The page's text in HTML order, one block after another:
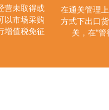
营未取得或
以市场采购
增值税免征
在通关管理
方式下出口
关，在“管